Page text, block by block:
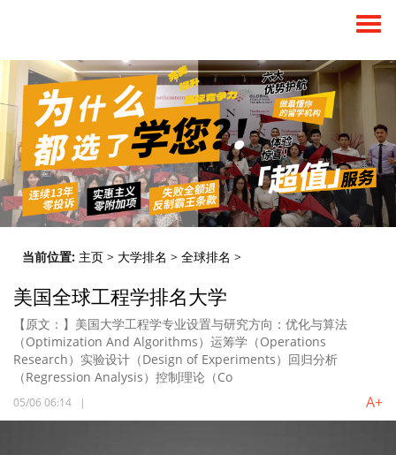
当前位置: 主页 > 大学排名 > 全球排名 >
美国全球工程学排名大学
【原文：】美国大学工程学专业设置与研究方向：优化与算法
（Optimization And Algorithms）运筹学（Operations
Research）实验设计（Design of Experiments）回归分析
（Regression Analysis）控制理论（Co
05/06 06:14 | A+